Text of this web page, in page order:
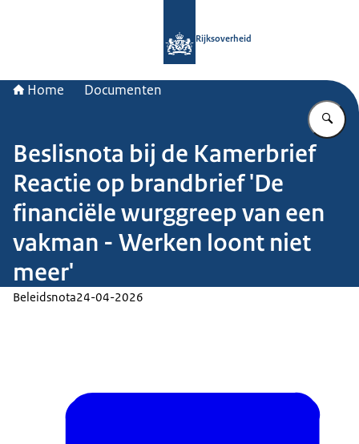
Rijksoverheid
Home Documenten
Beslisnota bij de Kamerbrief
Reactie op brandbrief 'De
financiële wurggreep van een
vakman - Werken loont niet
meer'
Beleidsnota24-04-2026